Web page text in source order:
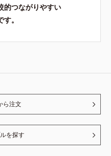
的つながりやすい
。
ら注文
を探す